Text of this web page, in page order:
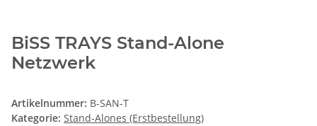
BiSS TRAYS Stand-Alone
Netzwerk
Artikelnummer: B-SAN-T
Kategorie: Stand-Alones (Erstbestellung)